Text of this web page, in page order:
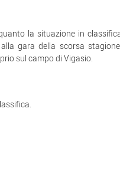
la situazione in
gara della scorsa
sul campo di Vigasio.